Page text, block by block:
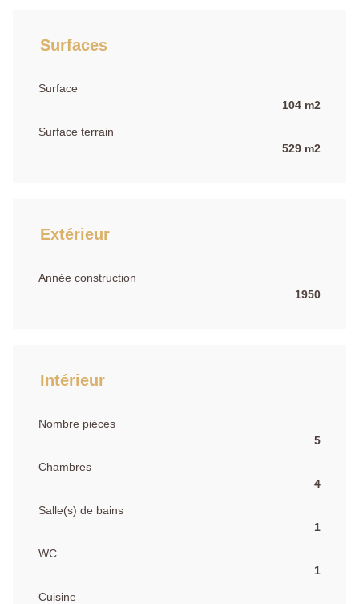
Surfaces
Surface
104 m2
Surface terrain
529 m2
Extérieur
Année construction
1950
Intérieur
Nombre pièces
5
Chambres
4
Salle(s) de bains
1
WC
1
Cuisine